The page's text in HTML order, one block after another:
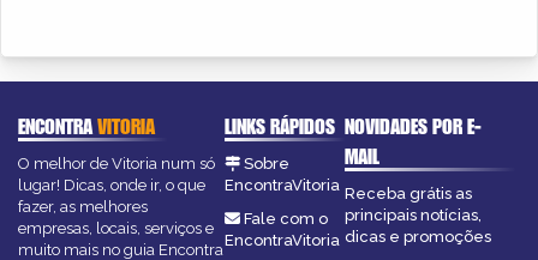
ENCONTRAVITORIA
O melhor de Vitoria num só
lugar! Dicas, onde ir, o que
fazer, as melhores
empresas, locais, serviços e
muito mais no guia Encontra
LINKS RÁPIDOS
Sobre
EncontraVitoria
Fale com o
EncontraVitoria
NOVIDADES POR E-
MAIL
Receba grátis as
principais notícias,
dicas e promoções